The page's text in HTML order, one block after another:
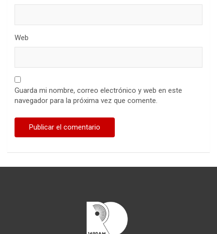
Web
Guarda mi nombre, correo electrónico y web en este
navegador para la próxima vez que comente.